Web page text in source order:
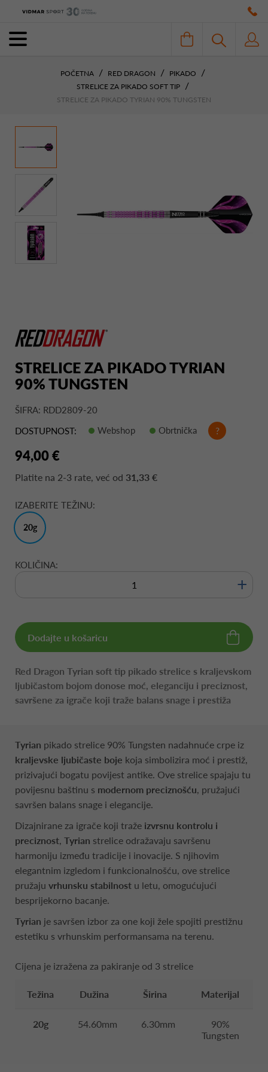
POČETNA RED DRAGON
PIKADO
STRELICE ZA PIKADO SOFT TIP
STRELICE ZA PIKADO TYRIAN 90% TUNGSTEN
STRELICE ZA PIKADO TYRIAN
90% TUNGSTEN
ŠIFRA: RDD2809-20
DOSTUPNOST:
Webshop Obrtnička ?
94,00 €
Platite na 2-3 rate, već od 31,33 €
IZABERITE TEŽINU:
20g
KOLIČINA:
+
Dodajte u košaricu
Red Dragon Tyrian soft tip pikado strelice s kraljevskom
ljubičastom bojom donose moć, eleganciju i preciznost,
savršene za igrače koji traže balans snage i prestiža
Tyrian pikado strelice 90% Tungsten nadahnuće crpe iz
kraljevske ljubičaste boje koja simbolizira moć i prestiž,
prizivajući bogatu povijest antike. Ove strelice spajaju tu
povijesnu baštinu s modernom preciznošću, pružajući
savršen balans snage i elegancije.
Dizajnirane za igrače koji traže izvrsnu kontrolu i
preciznost, Tyrian strelice odražavaju savršenu
harmoniju između tradicije i inovacije. S njihovim
elegantnim izgledom i funkcionalnošću, ove strelice
pružaju vrhunsku stabilnost u letu, omogućujući
besprijekorno bacanje.
Tyrian je savršen izbor za one koji žele spojiti prestižnu
estetiku s vrhunskim performansama na terenu.
Cijena je izražena za pakiranje od 3 strelice
Težina Dužina Širina Materijal
20g 54.60mm 6.30mm
90%
Tungsten